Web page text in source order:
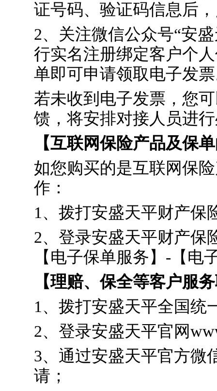
证号码、验证码信息后
2、关注微信公众号“安
行实名注册绑定客户个
单即可申请领取电子发
若未收到电子发票，您
馈，将安排对接人员进
【互联网保险产品及保
如您购买的是互联网保
作：
1、拨打安盛天平财产保
2、登录安盛天平财产保
【电子保单服务】-【
【理赔、保全等客户服
1、拨打安盛天平全国统
2、登录安盛天平官网
3、通过安盛天平官方微
请；